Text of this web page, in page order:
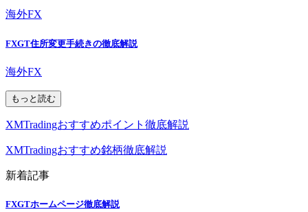
海外FX
FXGT住所変更手続きの徹底解説
海外FX
もっと読む
XMTradingおすすめポイント徹底解説
XMTradingおすすめ銘柄徹底解説
新着記事
FXGTホームページ徹底解説